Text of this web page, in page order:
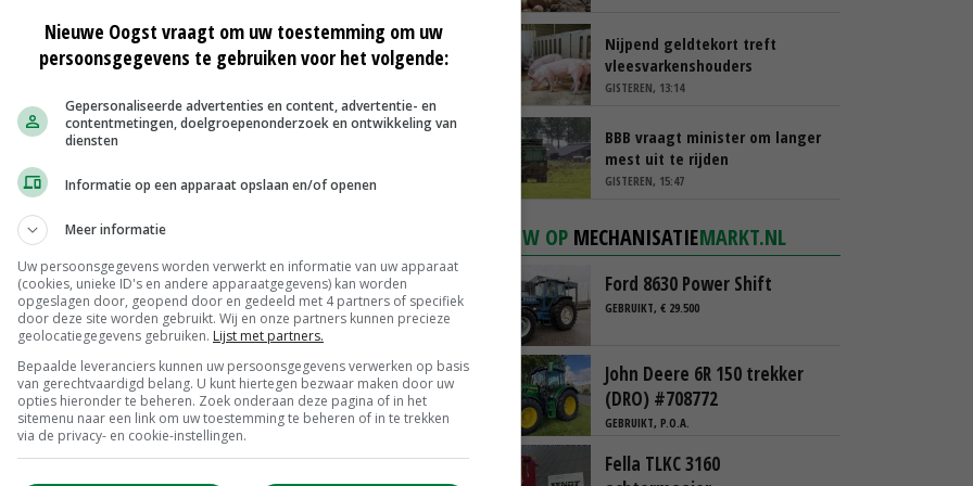
andere rassen dan Holstein, Belgisch Witblauw niet
meldt hoofd globalproductmanagement Joost
van vruchtbaarheid en duurzaamheid, is de
Klein Herenbrink. 'Er zijn wel wat variaties in rassen.
op enige afstand gevolgd door Jersey.'
inzetten zich over het algemeen minder
koe om te managen. Bedrijfsomvang heeft
zou komen op het bedrijf van morgen, ziet Klein
over één kam scheren. Ook in de toekomst zullen er
passen. Wat je ziet in elk fokkerijsysteem is dat er
Ook het naar beneden brengen van de
Nijpend geldtekort treft
vleesvarkenshouders
GISTEREN, 13:14
BBB vraagt minister om langer
mest uit te rijden
GISTEREN, 15:47
NIEUW OP MECHANISATIEMARKT.NL
Ford 8630 Power Shift
GEBRUIKT, € 29.500
John Deere 6R 150 trekker
(DRO) #708772
GEBRUIKT, P.O.A.
Fella TLKC 3160
Nieuwe Oogst vraagt om uw toestemming om uw
persoonsgegevens te gebruiken voor het volgende:
Gepersonaliseerde advertenties en content, advertentie- en
contentmetingen, doelgroepenonderzoek en ontwikkeling van
diensten
Informatie op een apparaat opslaan en/of openen
Meer informatie
Uw persoonsgegevens worden verwerkt en informatie van uw apparaat
(cookies, unieke ID's en andere apparaatgegevens) kan worden
opgeslagen door, geopend door en gedeeld met 4 partners of specifiek
door deze site worden gebruikt. Wij en onze partners kunnen precieze
geolocatiegegevens gebruiken. Lijst met partners.
Bepaalde leveranciers kunnen uw persoonsgegevens verwerken op basis
van gerechtvaardigd belang. U kunt hiertegen bezwaar maken door uw
opties hieronder te beheren. Zoek onderaan deze pagina of in het
sitemenu naar een link om uw toestemming te beheren of in te trekken
via de privacy- en cookie-instellingen.